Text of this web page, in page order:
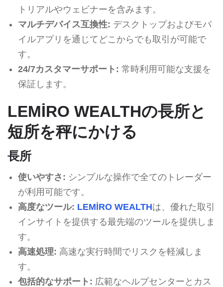
トリアルやウェビナーを含みます。
マルチデバイス互換性: デスクトップおよびモバ
イルアプリを通じてどこからでも取引が可能で
す。
24/7カスタマーサポート: 常時利用可能な支援を
保証します。
LEMİRO WEALTHの長所と
短所を秤にかける
長所
使いやすさ: シンプルな操作で全てのトレーダー
が利用可能です。
高度なツール: LEMİRO WEALTHは、優れた取引
インサイトを提供する最先端のツールを提供しま
す。
高速処理: 高速な実行時間でリスクを軽減しま
す。
包括的なサポート: 広範なヘルプセンターとカス